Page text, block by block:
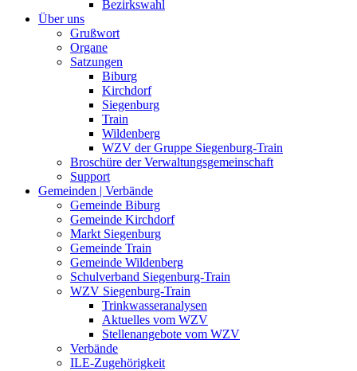
Bezirkswahl
Über uns
Grußwort
Organe
Satzungen
Biburg
Kirchdorf
Siegenburg
Train
Wildenberg
WZV der Gruppe Siegenburg-Train
Broschüre der Verwaltungsgemeinschaft
Support
Gemeinden | Verbände
Gemeinde Biburg
Gemeinde Kirchdorf
Markt Siegenburg
Gemeinde Train
Gemeinde Wildenberg
Schulverband Siegenburg-Train
WZV Siegenburg-Train
Trinkwasseranalysen
Aktuelles vom WZV
Stellenangebote vom WZV
Verbände
ILE-Zugehörigkeit